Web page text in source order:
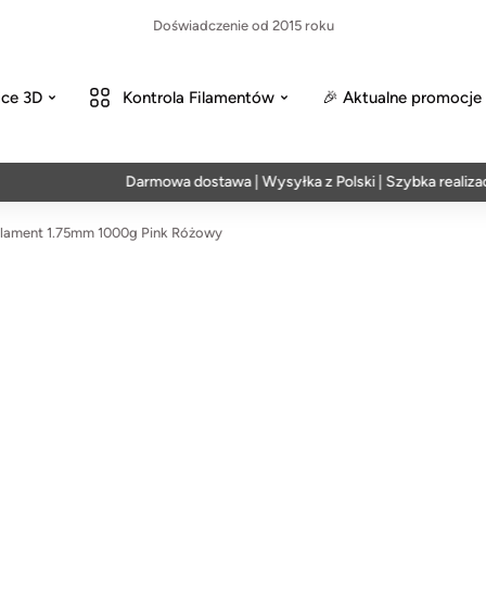
Doświadczenie od 2015 roku
3D Kontrola Filamentów 🎉 Aktualne promocje
Darmowa dostawa | Wysyłka z Polski | Szybka realizacja w
1.75mm 1000g Pink Różowy